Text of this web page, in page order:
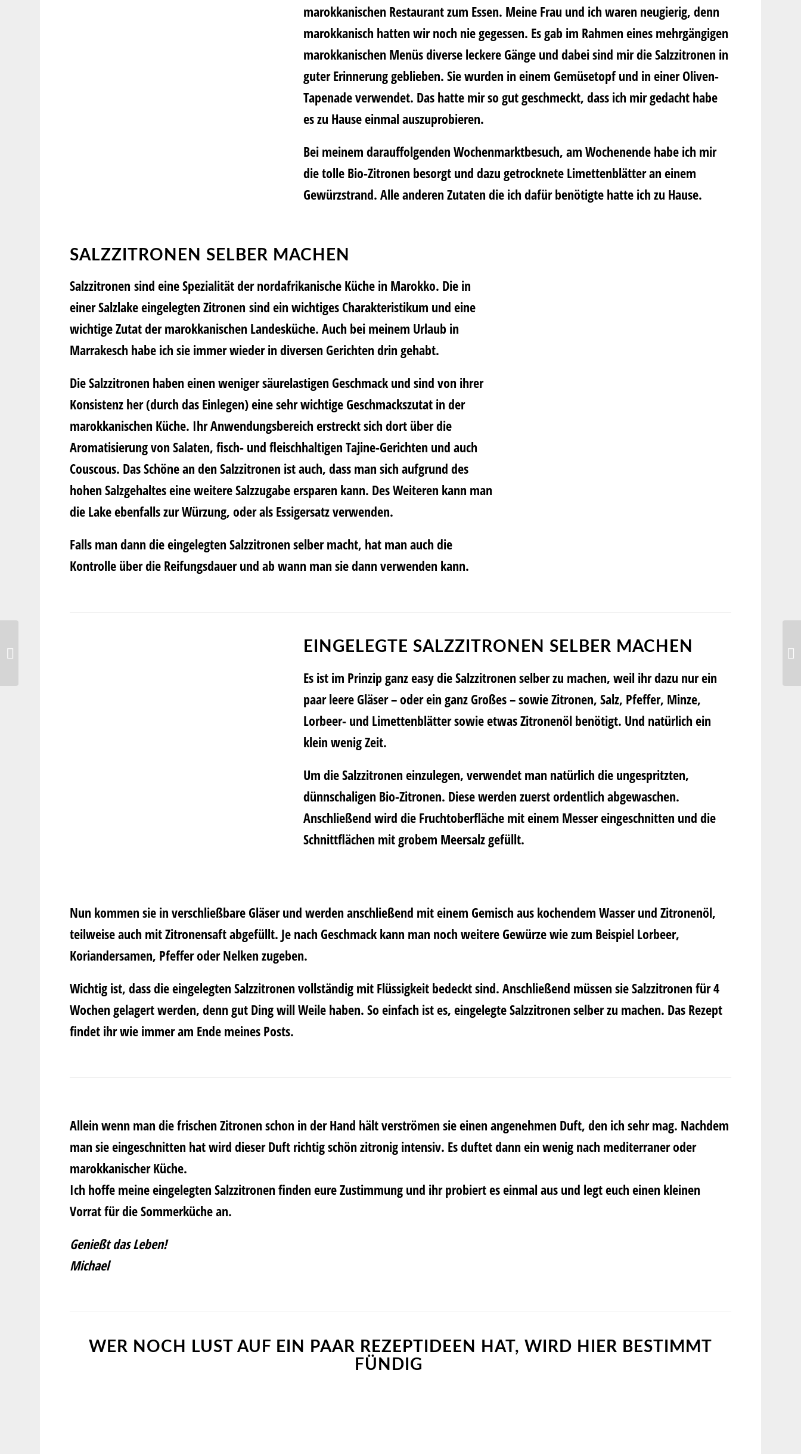
marokkanischen Restaurant zum Essen. Meine Frau und ich waren neugierig, denn
marokkanisch hatten wir noch nie gegessen. Es gab im Rahmen eines mehrgängigen
marokkanischen Menüs diverse leckere Gänge und dabei sind mir die Salzzitronen in
guter Erinnerung geblieben. Sie wurden in einem Gemüsetopf und in einer Oliven-
Tapenade verwendet. Das hatte mir so gut geschmeckt, dass ich mir gedacht habe
es zu Hause einmal auszuprobieren.
Bei meinem darauffolgenden Wochenmarktbesuch, am Wochenende habe ich mir
die tolle Bio-Zitronen besorgt und dazu getrocknete Limettenblätter an einem
Gewürzstrand. Alle anderen Zutaten die ich dafür benötigte hatte ich zu Hause.
SALZZITRONEN SELBER MACHEN
Salzzitronen sind eine Spezialität der nordafrikanische Küche in Marokko. Die in
einer Salzlake eingelegten Zitronen sind ein wichtiges Charakteristikum und eine
wichtige Zutat der marokkanischen Landesküche. Auch bei meinem Urlaub in
Marrakesch habe ich sie immer wieder in diversen Gerichten drin gehabt.
Die Salzzitronen haben einen weniger säurelastigen Geschmack und sind von ihrer
Konsistenz her (durch das Einlegen) eine sehr wichtige Geschmackszutat in der
marokkanischen Küche. Ihr Anwendungsbereich erstreckt sich dort über die
Aromatisierung von Salaten, fisch- und fleischhaltigen Tajine-Gerichten und auch
Couscous. Das Schöne an den Salzzitronen ist auch, dass man sich aufgrund des
hohen Salzgehaltes eine weitere Salzzugabe ersparen kann. Des Weiteren kann man
die Lake ebenfalls zur Würzung, oder als Essigersatz verwenden.
Falls man dann die eingelegten Salzzitronen selber macht, hat man auch die
Kontrolle über die Reifungsdauer und ab wann man sie dann verwenden kann.
EINGELEGTE SALZZITRONEN SELBER MACHEN
Es ist im Prinzip ganz easy die Salzzitronen selber zu machen, weil ihr dazu nur ein
paar leere Gläser – oder ein ganz Großes – sowie Zitronen, Salz, Pfeffer, Minze,
Lorbeer- und Limettenblätter sowie etwas Zitronenöl benötigt. Und natürlich ein
klein wenig Zeit.
Um die Salzzitronen einzulegen, verwendet man natürlich die ungespritzten,
dünnschaligen Bio-Zitronen. Diese werden zuerst ordentlich abgewaschen.
Anschließend wird die Fruchtoberfläche mit einem Messer eingeschnitten und die
Schnittflächen mit grobem Meersalz gefüllt.
Nun kommen sie in verschließbare Gläser und werden anschließend mit einem Gemisch aus kochendem Wasser und Zitronenöl,
teilweise auch mit Zitronensaft abgefüllt. Je nach Geschmack kann man noch weitere Gewürze wie zum Beispiel Lorbeer,
Koriandersamen, Pfeffer oder Nelken zugeben.
Wichtig ist, dass die eingelegten Salzzitronen vollständig mit Flüssigkeit bedeckt sind. Anschließend müssen sie Salzzitronen für 4
Wochen gelagert werden, denn gut Ding will Weile haben. So einfach ist es, eingelegte Salzzitronen selber zu machen. Das Rezept
findet ihr wie immer am Ende meines Posts.
Allein wenn man die frischen Zitronen schon in der Hand hält verströmen sie einen angenehmen Duft, den ich sehr mag. Nachdem
man sie eingeschnitten hat wird dieser Duft richtig schön zitronig intensiv. Es duftet dann ein wenig nach mediterraner oder
marokkanischer Küche.
Ich hoffe meine eingelegten Salzzitronen finden eure Zustimmung und ihr probiert es einmal aus und legt euch einen kleinen
Vorrat für die Sommerküche an.
Genießt das Leben!
Michael
WER NOCH LUST AUF EIN PAAR REZEPTIDEEN HAT, WIRD HIER BESTIMMT
FÜNDIG